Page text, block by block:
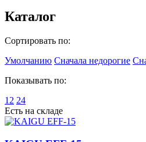
Каталог
Сортировать по:
Умолчанию Сначала недорогие
Показывать по:
12 24
Есть на складе